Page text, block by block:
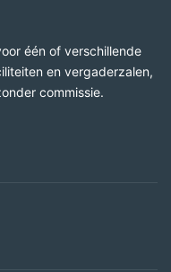
één of verschillende
en vergaderzalen,
commissie.